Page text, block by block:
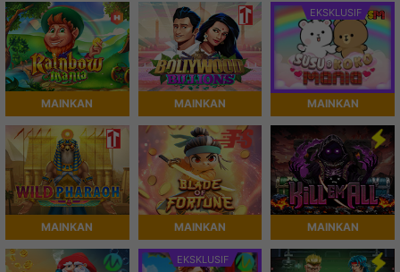
MAINKAN MAINKAN
EKSKLUSIF
MAINKAN
MAINKAN MAINKAN MAINKAN
EKSKLUSIF